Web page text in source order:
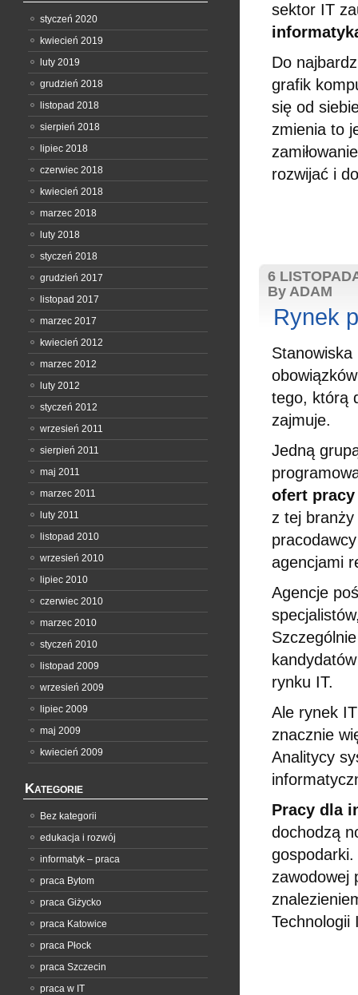
sektor IT
Do
grafik
się od
zmienia to
rozwijać i
6
By ADAM
Rynek
Stanowiska
tego, którą
zajmuje.
Jedną
ofert pracy
z tej
agencjami
Agencje
rynku IT.
Ale rynek
znacznie
Analitycy
Pracy dla
dochodzą
zawodowej
Technologii
styczeń 2020
kwiecień 2019
luty 2019
grudzień 2018
listopad 2018
sierpień 2018
lipiec 2018
czerwiec 2018
kwiecień 2018
marzec 2018
luty 2018
styczeń 2018
grudzień 2017
listopad 2017
marzec 2017
kwiecień 2012
marzec 2012
luty 2012
styczeń 2012
wrzesień 2011
sierpień 2011
maj 2011
marzec 2011
luty 2011
listopad 2010
wrzesień 2010
lipiec 2010
czerwiec 2010
marzec 2010
styczeń 2010
listopad 2009
wrzesień 2009
lipiec 2009
maj 2009
kwiecień 2009
Kategorie
Bez kategorii
edukacja i rozwój
informatyk – praca
praca Bytom
praca Giżycko
praca Katowice
praca Płock
praca Szczecin
praca w IT